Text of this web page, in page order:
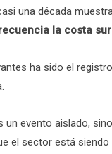
una década
la costa
ha sido el
un evento aislado, sino
el sector está siendo